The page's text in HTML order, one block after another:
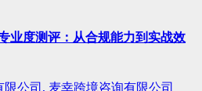
业度测评：从合规能力到实战效
公司, 麦幸跨境咨询有限公司